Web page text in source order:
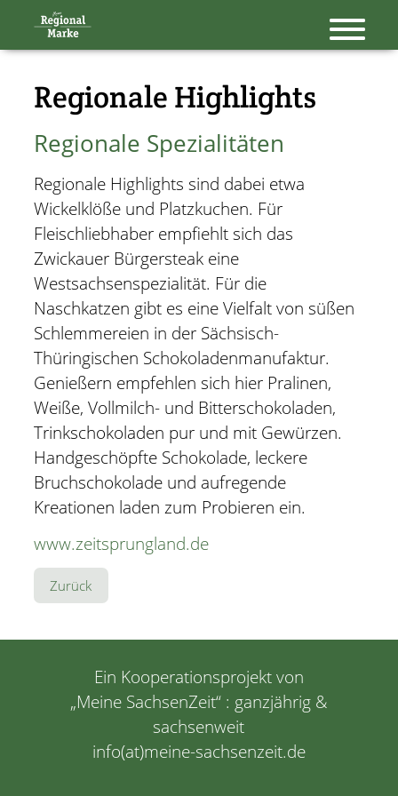
Navigation
Regionale Highlights
Regionale Spezialitäten
Regionale Highlights sind dabei etwa
Wickelklöße und Platzkuchen. Für
Fleischliebhaber empfiehlt sich das
Zwickauer Bürgersteak eine
Westsachsenspezialität. Für die
Naschkatzen gibt es eine Vielfalt von süßen
Schlemmereien in der Sächsisch-
Thüringischen Schokoladenmanufaktur.
Genießern empfehlen sich hier Pralinen,
Weiße, Vollmilch- und Bitterschokoladen,
Trinkschokoladen pur und mit Gewürzen.
Handgeschöpfte Schokolade, leckere
Bruchschokolade und aufregende
Kreationen laden zum Probieren ein.
www.zeitsprungland.de
Zurück
Ein Kooperationsprojekt von
„Meine SachsenZeit“ : ganzjährig &
sachsenweit
info(at)meine-sachsenzeit.de